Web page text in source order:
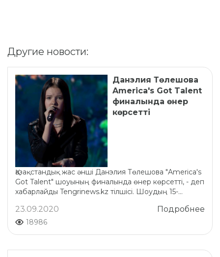
Другие новости:
Данэлия Төлешова
America's Got Talent
финалында өнер
көрсетті
Қазақстандық жас әнші Данэлия Төлешова "America's
Got Talent" шоуының финалында өнер көрсетті, - деп
хабарлайды Tengrinews.kz тілшісі. Шоудың 15-...
Подробнее
23.09.2020
18986